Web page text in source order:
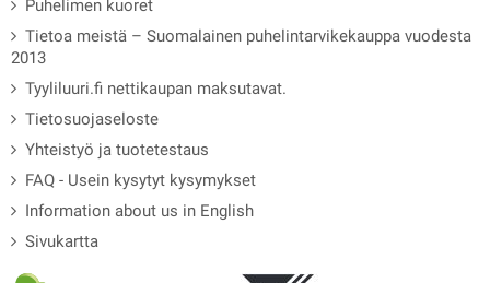
Puhelimen kuoret
Tietoa meistä – Suomalainen puhelintarvikekauppa vuodesta
2013
Tyyliluuri.fi nettikaupan maksutavat.
Tietosuojaseloste
Yhteistyö ja tuotetestaus
FAQ - Usein kysytyt kysymykset
Information about us in English
Sivukartta